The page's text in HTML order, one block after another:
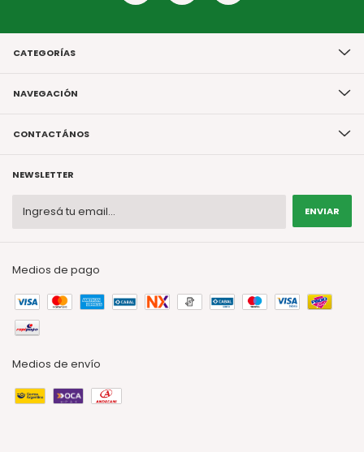
CATEGORÍAS
NAVEGACIÓN
CONTACTÁNOS
NEWSLETTER
Medios de pago
Medios de envío